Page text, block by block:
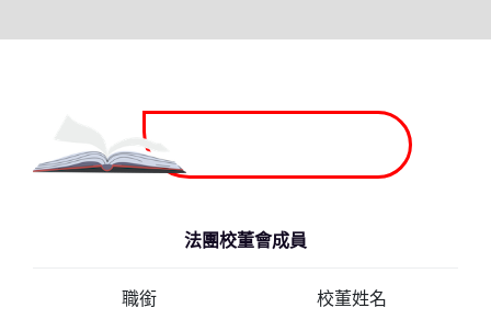
法團校董會成員
職銜 校董姓名